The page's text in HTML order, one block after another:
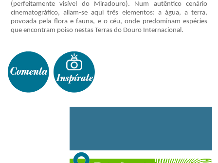
(perfeitamente visível do Miradouro). Num autêntico cenário
cinematográfico, aliam-se aqui três elementos: a água, a terra,
povoada pela flora e fauna, e o céu, onde predominam espécies
que encontram poiso nestas Terras do Douro Internacional.